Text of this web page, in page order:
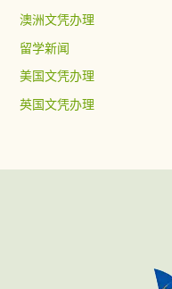
澳洲文凭办理
留学新闻
美国文凭办理
英国文凭办理